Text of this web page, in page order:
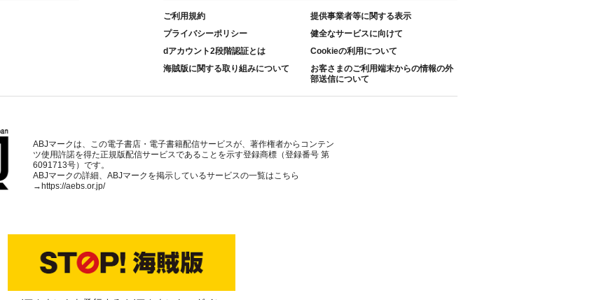
ご利用規約
提供事業者等に関する表示
プライバシーポリシー
健全なサービスに向けて
dアカウント2段階認証とは
Cookieの利用について
海賊版に関する取り組みについて
お客さまのご利用端末からの情報の外
部送信について
ABJマークは、この電子書店・電子書籍配信サービスが、著作権者からコンテン
ツ使用許諾を得た正規版配信サービスであることを示す登録商標（登録番号 第
6091713号）です。
ABJマークの詳細、ABJマークを掲示しているサービスの一覧はこちら
→ https://aebs.or.jp/